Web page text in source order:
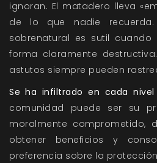
ignoran. El matadero lleva
de lo que nadie
sobrenatural es sutil
forma claramente
astutos siempre pueden
Se ha infiltrado en cada
comunidad puede ser su
moralmente comprometido,
obtener beneficios y
preferencia sobre la